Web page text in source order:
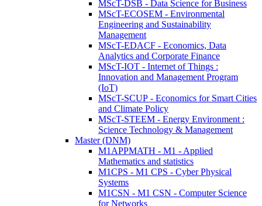
MScT-DSB - Data Science for Business
MScT-ECOSEM - Environmental
Engineering and Sustainability
Management
MScT-EDACF - Economics, Data
Analytics and Corporate Finance
MScT-IOT - Internet of Things :
Innovation and Management Program
(IoT)
MScT-SCUP - Economics for Smart Cities
and Climate Policy
MScT-STEEM - Energy Environment :
Science Technology & Management
Master (DNM)
M1APPMATH - M1 - Applied
Mathematics and statistics
M1CPS - M1 CPS - Cyber Physical
Systems
M1CSN - M1 CSN - Computer Science
for Networks